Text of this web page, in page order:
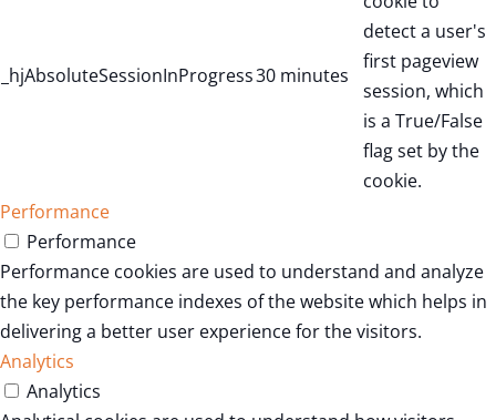
_hjAbsoluteSessionInProgress30 minutes
detect a user's
first pageview
session, which
is a True/False
flag set by the
cookie.
Performance
Performance
Performance cookies are used to understand and analyze
the key performance indexes of the website which helps in
delivering a better user experience for the visitors.
Analytics
Analytics